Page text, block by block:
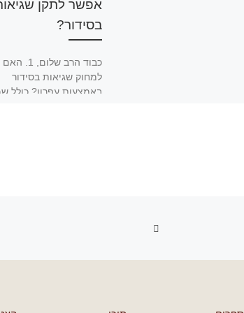
אפשר לתקן
בסידור?
כבוד הרב
למחוק שגיאות בסידור
באמצעות עפרון? כולל